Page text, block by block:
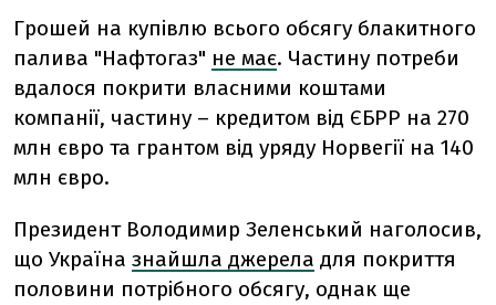
Грошей на купівлю всього обсягу блакитного
палива "Нафтогаз" не має. Частину потреби
вдалося покрити власними коштами
компанії, частину – кредитом від ЄБРР на 270
млн євро та грантом від уряду Норвегії на 140
млн євро.
Президент Володимир Зеленський наголосив,
що Україна знайшла джерела для покриття
половини потрібного обсягу, однак ще